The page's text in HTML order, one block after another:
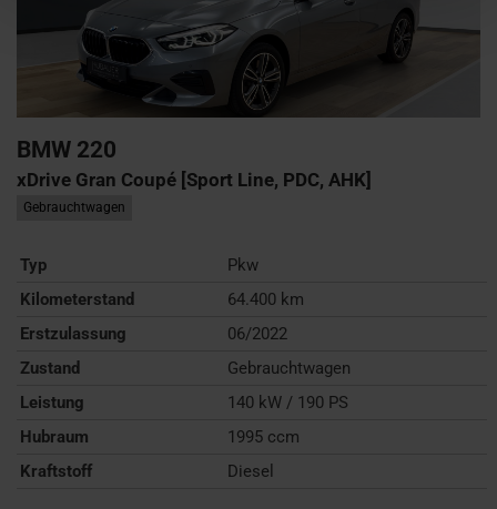
BMW 220
xDrive Gran Coupé [Sport Line, PDC, AHK]
Gebrauchtwagen
Typ
Pkw
Kilometerstand
64.400 km
Erstzulassung
06/2022
Zustand
Gebrauchtwagen
Leistung
140 kW / 190 PS
Hubraum
1995 ccm
Kraftstoff
Diesel